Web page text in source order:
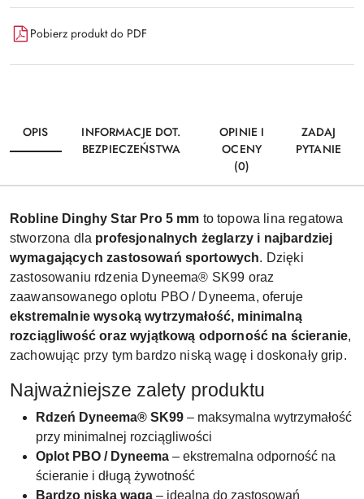
Pobierz produkt do PDF
OPIS
INFORMACJE DOT.
BEZPIECZEŃSTWA
OPINIE I
OCENY
(0)
ZADAJ
PYTANIE
Robline Dinghy Star Pro 5 mm to topowa lina regatowa
stworzona dla profesjonalnych żeglarzy i najbardziej
wymagających zastosowań sportowych. Dzięki
zastosowaniu rdzenia Dyneema® SK99 oraz
zaawansowanego oplotu PBO / Dyneema, oferuje
ekstremalnie wysoką wytrzymałość, minimalną
rozciągliwość oraz wyjątkową odporność na ścieranie,
zachowując przy tym bardzo niską wagę i doskonały grip.
Najważniejsze zalety produktu
Rdzeń Dyneema® SK99 – maksymalna wytrzymałość
przy minimalnej rozciągliwości
Oplot PBO / Dyneema – ekstremalna odporność na
ścieranie i długą żywotność
Bardzo niska waga – idealna do zastosowań